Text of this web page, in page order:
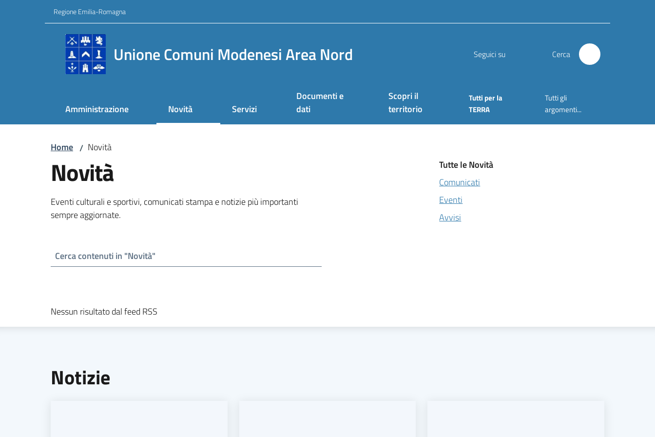
Vai al contenuto
Vai alla navigazioneRegione Emilia-Romagna
Unione Comuni Modenesi Area Nord Seguici su Cerca
Amministrazione Novità Servizi
Documenti e
dati
Scopri il
territorio
Tutti per la
TERRA
Tutti gli
argomenti...
Home / Novità
Novità
Eventi culturali e sportivi, comunicati stampa e notizie più importanti
sempre aggiornate.
Tutte le Novità
Comunicati
Eventi
Avvisi
Nessun risultato dal feed RSS
Notizie